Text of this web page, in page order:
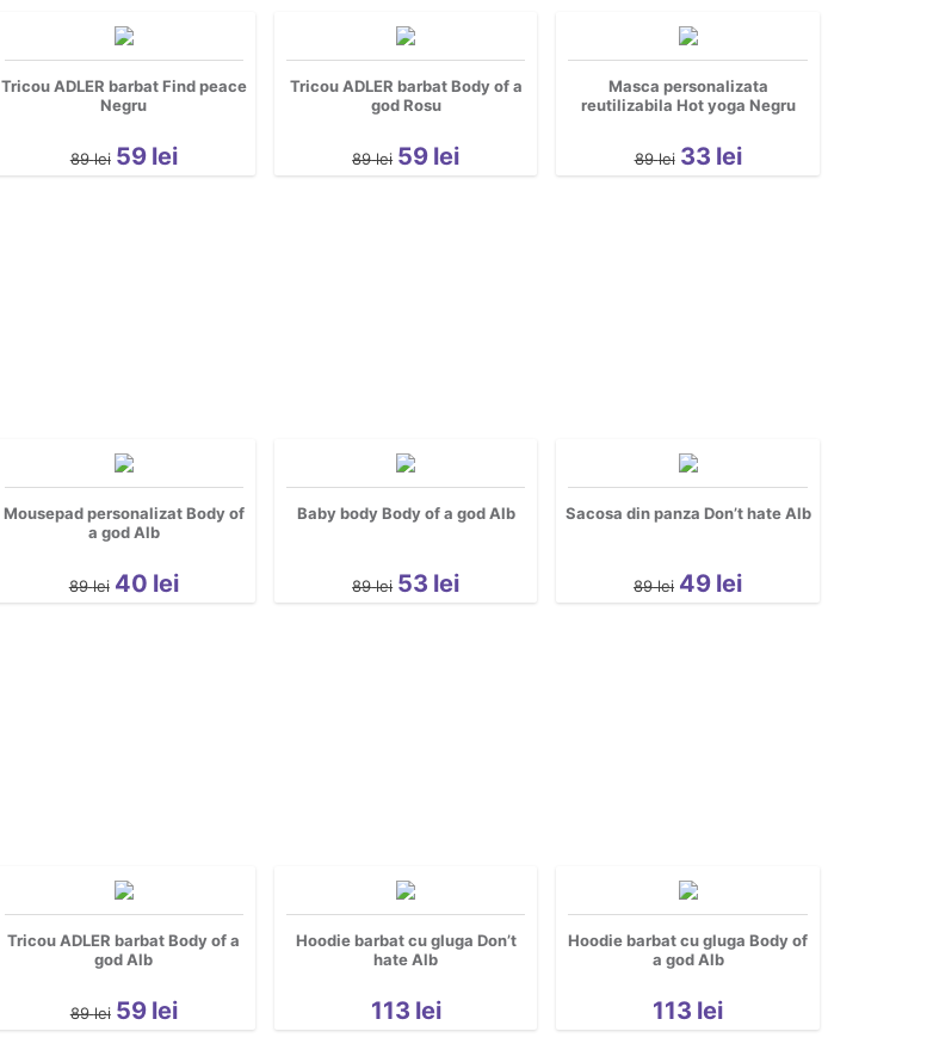
Tricou ADLER barbat Find peace
Negru
89 lei 59 lei
Tricou ADLER barbat Body of a
god Rosu
89 lei 59 lei
Masca personalizata
reutilizabila Hot yoga Negru
89 lei 33 lei
Mousepad personalizat Body of
a god Alb
89 lei 40 lei
Baby body Body of a god Alb
89 lei 53 lei
Sacosa din panza Don’t hate Alb
89 lei 49 lei
Tricou ADLER barbat Body of a
god Alb
89 lei 59 lei
Hoodie barbat cu gluga Don’t
hate Alb
113 lei
Hoodie barbat cu gluga Body of
a god Alb
113 lei